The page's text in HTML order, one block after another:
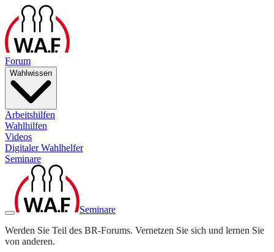
Forum
Wahlwissen
Arbeitshilfen
Wahlhilfen
Videos
Digitaler Wahlhelfer
Seminare
Seminare
Werden Sie Teil des BR-Forums. Vernetzen Sie sich und lernen Sie
von anderen.